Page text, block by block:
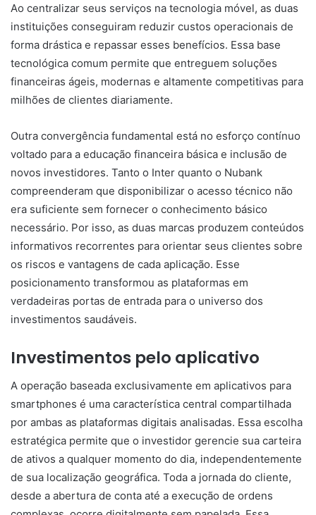
Ao centralizar seus serviços na tecnologia móvel, as duas
instituições conseguiram reduzir custos operacionais de
forma drástica e repassar esses benefícios. Essa base
tecnológica comum permite que entreguem soluções
financeiras ágeis, modernas e altamente competitivas para
milhões de clientes diariamente.
Outra convergência fundamental está no esforço contínuo
voltado para a educação financeira básica e inclusão de
novos investidores. Tanto o Inter quanto o Nubank
compreenderam que disponibilizar o acesso técnico não
era suficiente sem fornecer o conhecimento básico
necessário. Por isso, as duas marcas produzem conteúdos
informativos recorrentes para orientar seus clientes sobre
os riscos e vantagens de cada aplicação. Esse
posicionamento transformou as plataformas em
verdadeiras portas de entrada para o universo dos
investimentos saudáveis.
Investimentos pelo aplicativo
A operação baseada exclusivamente em aplicativos para
smartphones é uma característica central compartilhada
por ambas as plataformas digitais analisadas. Essa escolha
estratégica permite que o investidor gerencie sua carteira
de ativos a qualquer momento do dia, independentemente
de sua localização geográfica. Toda a jornada do cliente,
desde a abertura de conta até a execução de ordens